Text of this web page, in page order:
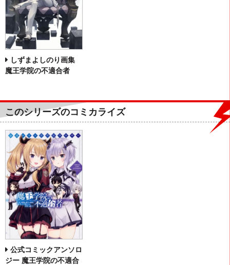
しずまよしのり画集
魔王学院の不適合者
このシリーズのコミカライズ
公式コミックアンソロ
ジー 魔王学院の不適合